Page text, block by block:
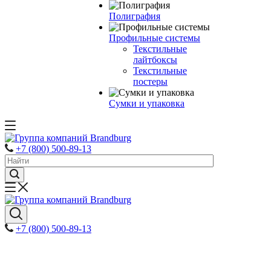
Полиграфия
Профильные системы
Текстильные
лайтбоксы
Текстильные
постеры
Сумки и упаковка
+7 (800) 500-89-13
+7 (800) 500-89-13